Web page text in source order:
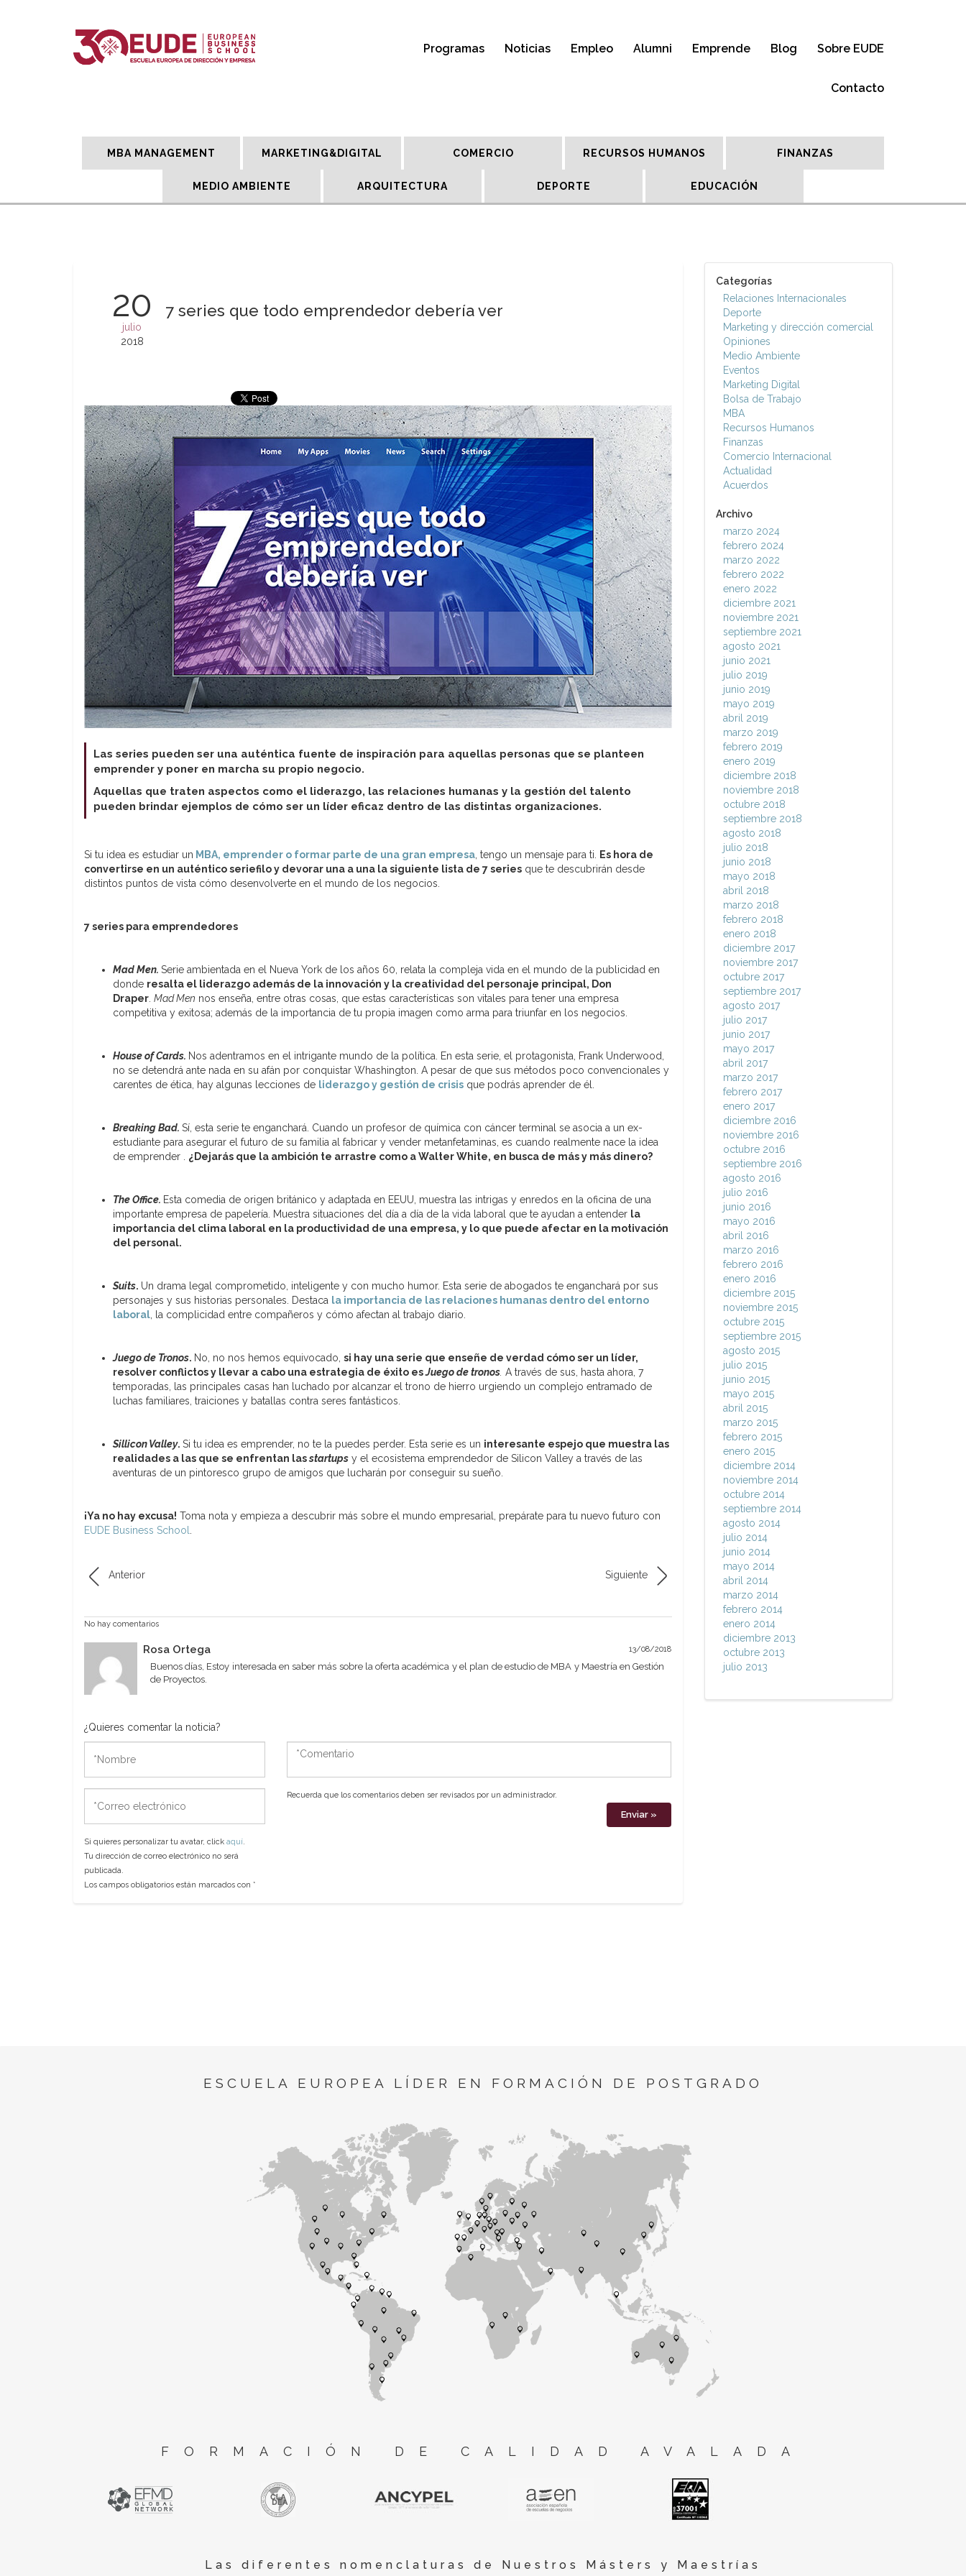
Programas Noticias Empleo Alumni Emprende Blog Sobre EUDE
Contacto
MBA MANAGEMENT MARKETING&DIGITAL COMERCIO RECURSOS HUMANOS FINANZAS
MEDIO AMBIENTE ARQUITECTURA DEPORTE EDUCACIÓN
20
julio
2018
7 series que todo emprendedor debería ver
Las series pueden ser una auténtica fuente de inspiración para aquellas personas que se planteen
emprender y poner en marcha su propio negocio.
Aquellas que traten aspectos como el liderazgo, las relaciones humanas y la gestión del talento
pueden brindar ejemplos de cómo ser un líder eficaz dentro de las distintas organizaciones.
Si tu idea es estudiar un MBA, emprender o formar parte de una gran empresa , tengo un mensaje para ti.
Es hora de
convertirse en un auténtico seriefilo y devorar una a una la siguiente lista de 7 series que te descubrirán desde
distintos puntos de vista cómo desenvolverte en el mundo de los negocios.
7 series para emprendedores
Mad Men. Serie ambientada en el Nueva York de los años 60, relata la compleja vida en el mundo de la publicidad en
donde resalta el liderazgo además de la innovación y la creatividad del personaje principal, Don
Draper Mad Men nos enseña, entre otras cosas, que estas características son vitales para tener una empresa
competitiva y exitosa; además de la importancia de tu propia imagen como arma para triunfar en los negocios.
House of Cards. Nos adentramos en el intrigante mundo de la política. En esta serie, el protagonista, Frank Underwood,
no se detendrá ante nada en su afán por conquistar Whashington. A pesar de que sus métodos poco convencionales y
carentes de ética, hay algunas lecciones de liderazgo y gestión de crisis que podrás aprender de él.
Breaking Bad. Sí, esta serie te enganchará. Cuando un profesor de química con cáncer terminal se asocia a un ex-
estudiante para asegurar el futuro de su familia al fabricar y vender metanfetaminas, es cuando realmente nace la idea
de emprender . ¿Dejarás que la ambición te arrastre como a Walter White, en busca de más y más dinero?
The Office. Esta comedia de origen británico y adaptada en EEUU, muestra las intrigas y enredos en la oficina de una
importante empresa de papelería. Muestra situaciones del día a día de la vida laboral que te ayudan a entender la
importancia del clima laboral en la productividad de una empresa, y lo que puede afectar en la motivación
del personal.
Suits. Un drama legal comprometido, inteligente y con mucho humor. Esta serie de abogados te enganchará por sus
personajes y sus historias personales. Destaca la importancia de las relaciones humanas dentro del entorno
laboral , la complicidad entre compañeros y cómo afectan al trabajo diario.
Juego de Tronos. No, no nos hemos equivocado, si hay una serie que enseñe de verdad cómo ser un líder,
resolver conflictos y llevar a cabo una estrategia de éxito esJuego de tronos A través de sus, hasta ahora, 7
temporadas, las principales casas han luchado por alcanzar el trono de hierro urgiendo un complejo entramado de
luchas familiares, traiciones y batallas contra seres fantásticos.
Sillicon Valley. Si tu idea es emprender, no te la puedes perder. Esta serie es un interesante espejo que muestra las
realidades a las que se enfrentan lasstartups y el ecosistema emprendedor de Silicon Valley a través de las
aventuras de un pintoresco grupo de amigos que lucharán por conseguir su sueño.
¡Ya no hay excusa! Toma nota y empieza a descubrir más sobre el mundo empresarial, prepárate para tu nuevo futuro con
EUDE Business School
Anterior Siguiente
No hay comentarios
Rosa Ortega 13/08/2018
Buenos días, Estoy interesada en saber más sobre la oferta académica y el plan de estudio de MBA y Maestría en Gestión
de Proyectos.
¿Quieres comentar la noticia?
electrónico
Si quieres personalizar tu avatar, click aquí.
Tu dirección de correo electrónico no será
publicada.
Los campos obligatorios están marcados con *
*Comentario
Recuerda que los comentarios deben ser revisados por un administrador.
Categorías
Relaciones Internacionales
Deporte
Marketing y dirección comercial
Opiniones
Medio Ambiente
Eventos
Marketing Digital
Bolsa de Trabajo
MBA
Recursos Humanos
Finanzas
Comercio Internacional
Actualidad
Acuerdos
Archivo
marzo 2024
febrero 2024
marzo 2022
febrero 2022
enero 2022
diciembre 2021
noviembre 2021
septiembre 2021
agosto 2021
junio 2021
julio 2019
junio 2019
mayo 2019
abril 2019
marzo 2019
febrero 2019
enero 2019
diciembre 2018
noviembre 2018
octubre 2018
septiembre 2018
agosto 2018
julio 2018
junio 2018
mayo 2018
abril 2018
marzo 2018
febrero 2018
enero 2018
diciembre 2017
noviembre 2017
octubre 2017
septiembre 2017
agosto 2017
julio 2017
junio 2017
mayo 2017
abril 2017
marzo 2017
febrero 2017
enero 2017
diciembre 2016
noviembre 2016
octubre 2016
septiembre 2016
agosto 2016
julio 2016
junio 2016
mayo 2016
abril 2016
marzo 2016
febrero 2016
enero 2016
diciembre 2015
noviembre 2015
octubre 2015
septiembre 2015
agosto 2015
julio 2015
junio 2015
mayo 2015
abril 2015
marzo 2015
febrero 2015
enero 2015
diciembre 2014
noviembre 2014
octubre 2014
septiembre 2014
agosto 2014
julio 2014
junio 2014
mayo 2014
abril 2014
marzo 2014
febrero 2014
enero 2014
diciembre 2013
octubre 2013
julio 2013
ESCUELA EUROPEA LÍDER EN FORMACIÓN DE POSTGRADO
FORMACIÓN DE CALIDAD AVALADA
Las diferentes nomenclaturas de Nuestros Másters y Maestrías